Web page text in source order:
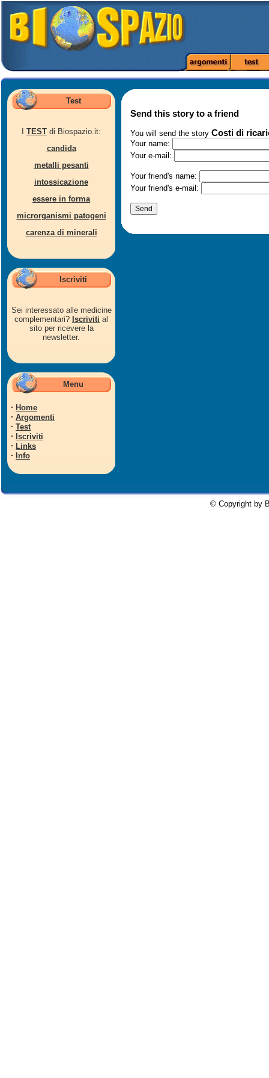
Test
TEST di Biospazio.it:
candida
metalli pesanti
intossicazione
essere in forma
microrganismi patogeni
carenza di minerali
Iscriviti
Sei interessato alle medicine
complementari? Iscriviti al
sito per ricevere la
newsletter.
Menu
· Home
· Argomenti
· Test
· Iscriviti
· Links
· Info
Send this story to a friend
You will send the story Costi di
Your name:
Your e-mail:
Your friend's name:
Your friend's e-mail:
© Copyright by